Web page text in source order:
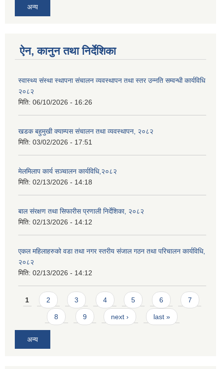
अन्य
ऐन, कानुन तथा निर्देशिका
स्वास्थ्य संस्था स्थापना संचालन व्यवस्थापन तथा स्तर उन्नति सम्वन्धी कार्यविधि
२०८२
मिति: 06/10/2026 - 16:26
खडक बहुमुखी क्याम्पस संचालन तथा व्यवस्थापन, २०८२
मिति: 03/02/2026 - 17:51
मेलमिलाप कार्य सञ्चालन कार्यविधि,२०८२
मिति: 02/13/2026 - 14:18
बाल संरक्षण तथा सिफारीस प्रणाली निर्देशिका, २०८२
मिति: 02/13/2026 - 14:12
एकल महिलाहरुको वडा तथा नगर स्तरीय संजाल गठन तथा परिचालन कार्यविधि,
२०८२
मिति: 02/13/2026 - 14:12
Pages
1 2 3 4 5 6 7
8 9 next › last »
अन्य